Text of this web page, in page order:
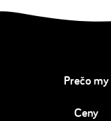
Prečo my
Ceny